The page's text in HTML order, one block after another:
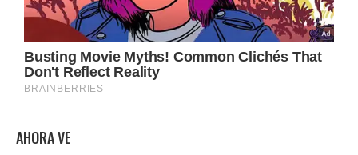
AHORA VE